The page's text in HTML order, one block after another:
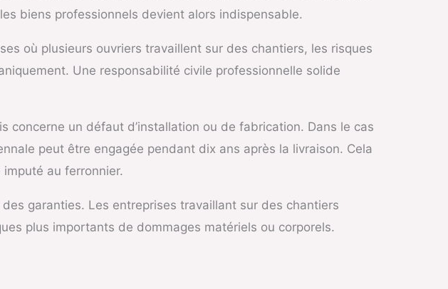
biens professionnels devient alors indispensable.
où plusieurs ouvriers travaillent sur des chantiers, les risques
Une responsabilité civile professionnelle solide
un défaut d’installation ou de fabrication. Dans le cas
peut être engagée pendant dix ans après la livraison. Cela
au ferronnier.
garanties. Les entreprises travaillant sur des chantiers
plus importants de dommages matériels ou corporels.